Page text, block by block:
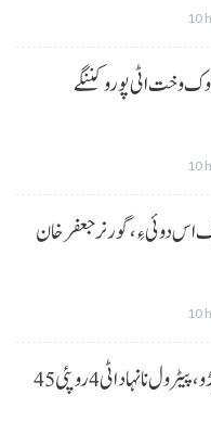
10
وخت اٹی پورو کننگے
10
اس دوئی ءِ،گورنر جعفرخان
10
حکومت نا کنڈ آن پیٹرولیم نا پوسکن آ نہاد آتا پڑو،پیٹرول نا نہاد اٹی 4 روپئی 45